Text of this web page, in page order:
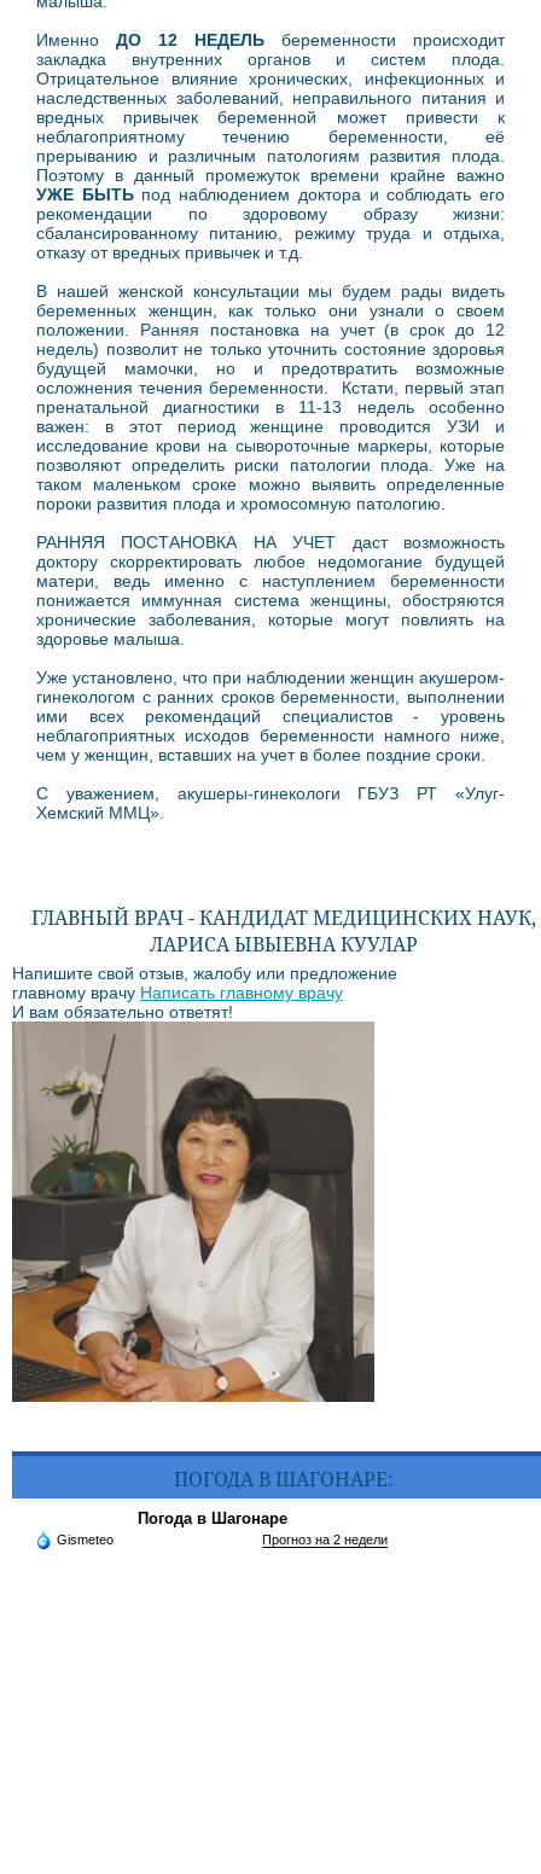
Именно ДО 12 НЕДЕЛЬ беременности происходит
закладка внутренних органов и систем плода.
Отрицательное влияние хронических, инфекционных и
наследственных заболеваний, неправильного питания и
вредных привычек беременной может привести к
неблагоприятному течению беременности, её
прерыванию и различным патологиям развития плода.
Поэтому в данный промежуток времени крайне важно
УЖЕ БЫТЬпод наблюдением доктора и соблюдать его
рекомендации по здоровому образу жизни:
сбалансированному питанию, режиму труда и отдыха,
отказу от вредных привычек и т.д.
В нашей женской консультации мы будем рады видеть
беременных женщин, как только они узнали о своем
положении. Ранняя постановка на учет (в срок до 12
недель) позволит не только уточнить состояние здоровья
будущей мамочки, но и предотвратить возможные
осложнения течения беременности. Кстати, первый этап
пренатальной диагностики в 11-13 недель особенно
важен: в этот период женщине проводится УЗИ и
исследование крови на сывороточные маркеры, которые
позволяют определить риски патологии плода. Уже на
таком маленьком сроке можно выявить определенные
пороки развития плода и хромосомную патологию.
РАННЯЯ ПОСТАНОВКА НА УЧЕТ даст возможность
доктору скорректировать любое недомогание будущей
матери, ведь именно с наступлением беременности
понижается иммунная система женщины, обостряются
хронические заболевания, которые могут повлиять на
здоровье малыша.
Уже установлено, что при наблюдении женщин акушером-
гинекологом с ранних сроков беременности, выполнении
ими всех рекомендаций специалистов - уровень
неблагоприятных исходов беременности намного ниже,
чем у женщин, вставших на учет в более поздние сроки.
С уважением, акушеры-гинекологи ГБУЗ РТ «Улуг-
Хемский ММЦ».
ГЛАВНЫЙ ВРАЧ - КАНДИДАТ МЕДИЦИНСКИХ НАУК,
ЛАРИСА ЫВЫЕВНА КУУЛАР
Напишите свой отзыв, жалобу или предложение
главному врачу Написать главному врачу
И вам обязательно ответят!
ПОГОДА В ШАГОНАРЕ:
Погода в Шагонаре
Gismeteo Прогноз на 2 недели